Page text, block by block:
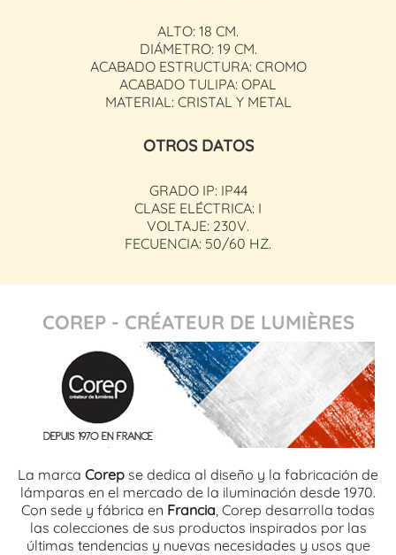
ALTO: 18 CM.
DIÁMETRO: 19 CM.
ACABADO ESTRUCTURA: CROMO
ACABADO TULIPA: OPAL
MATERIAL: CRISTAL Y METAL
OTROS DATOS
GRADO IP: IP44
CLASE ELÉCTRICA: I
VOLTAJE: 230V.
FECUENCIA: 50/60 HZ.
COREP - CRÉATEUR DE LUMIÈRES
La marca Corep se dedica al diseño y la fabricación de
lámparas en el mercado de la iluminación desde 1970.
Con sede y fábrica en Francia , Corep desarrolla todas
las colecciones de sus productos inspirados por las
últimas tendencias y nuevas necesidades y usos que